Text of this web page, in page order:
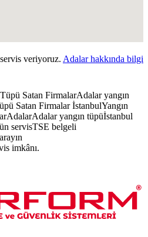
veriyoruz. Adalarhakkında bilgi
Satan FirmalarAdalar yangın
Satan Firmalar İstanbulYangın
AdalarAdalar yangın tüpüİstanbul
servisTSE belgeli
imkânı.